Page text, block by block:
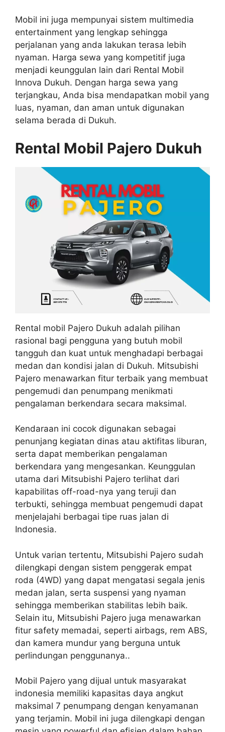
Mobil ini juga mempunyai sistem multimedia
entertainment yang lengkap sehingga
perjalanan yang anda lakukan terasa lebih
nyaman. Harga sewa yang kompetitif juga
menjadi keunggulan lain dari Rental Mobil
Innova Dukuh. Dengan harga sewa yang
terjangkau, Anda bisa mendapatkan mobil yang
luas, nyaman, dan aman untuk digunakan
selama berada di Dukuh.
Rental Mobil Pajero Dukuh
Rental mobil Pajero Dukuh adalah pilihan
rasional bagi pengguna yang butuh mobil
tangguh dan kuat untuk menghadapi berbagai
medan dan kondisi jalan di Dukuh. Mitsubishi
Pajero menawarkan fitur terbaik yang membuat
pengemudi dan penumpang menikmati
pengalaman berkendara secara maksimal.
Kendaraan ini cocok digunakan sebagai
penunjang kegiatan dinas atau aktifitas liburan,
serta dapat memberikan pengalaman
berkendara yang mengesankan. Keunggulan
utama dari Mitsubishi Pajero terlihat dari
kapabilitas off-road-nya yang teruji dan
terbukti, sehingga membuat pengemudi dapat
menjelajahi berbagai tipe ruas jalan di
Indonesia.
Untuk varian tertentu, Mitsubishi Pajero sudah
dilengkapi dengan sistem penggerak empat
roda (4WD) yang dapat mengatasi segala jenis
medan jalan, serta suspensi yang nyaman
sehingga memberikan stabilitas lebih baik.
Selain itu, Mitsubishi Pajero juga menawarkan
fitur safety memadai, seperti airbags, rem ABS,
dan kamera mundur yang berguna untuk
perlindungan penggunanya..
Mobil Pajero yang dijual untuk masyarakat
indonesia memiliki kapasitas daya angkut
maksimal 7 penumpang dengan kenyamanan
yang terjamin. Mobil ini juga dilengkapi dengan